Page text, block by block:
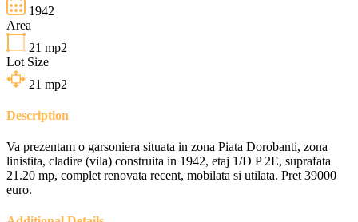
1942
Area
21 mp2
Lot Size
21 mp2
Description
Va prezentam o garsoniera situata in zona Piata Dorobanti, zona
linistita, cladire (vila) construita in 1942, etaj 1/D P 2E, suprafata
21.20 mp, complet renovata recent, mobilata si utilata. Pret 39000
euro.